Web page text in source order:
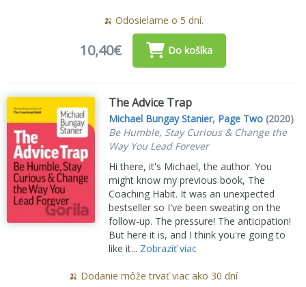
🍌 Odosielame o 5 dní.
10,40€ Do košíka
The Advice Trap
Michael Bungay Stanier, Page Two (2020)
Be Humble, Stay Curious & Change the
Way You Lead Forever
Hi there, it's Michael, the author. You
might know my previous book, The
Coaching Habit. It was an unexpected
bestseller so I've been sweating on the
follow-up. The pressure! The anticipation!
But here it is, and I think you're going to
like it... Zobraziť viac
🍌 Dodanie môže trvať viac ako 30 dní